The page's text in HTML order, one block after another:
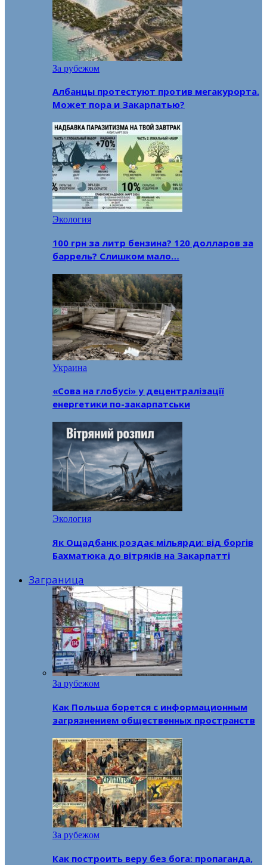
За рубежом
Албанцы протестуют против мегакурорта.
Может пора и Закарпатью?
Экология
100 грн за литр бензина? 120 долларов за
баррель? Слишком мало…
Украина
«Сова на глобусі» у децентралізації
енергетики по-закарпатськи
Экология
Як Ощадбанк роздає мільярди: від боргів
Бахматюка до вітряків на Закарпатті
Заграница
За рубежом
Как Польша борется с информационным
загрязнением общественных пространств
За рубежом
Как построить веру без бога: пропаганда,